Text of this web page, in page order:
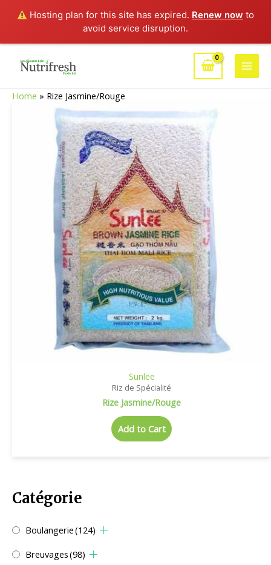
Hosting plan for this site has expired. Renew now to
avoid service disruption.
Main
Catégorie
Boulangerie(124)
Breuvages(98)
Home » Rize Jasmine/Rouge
Sunlee
Riz de Spécialité
Rize Jasmine/Rouge
Add to Cart